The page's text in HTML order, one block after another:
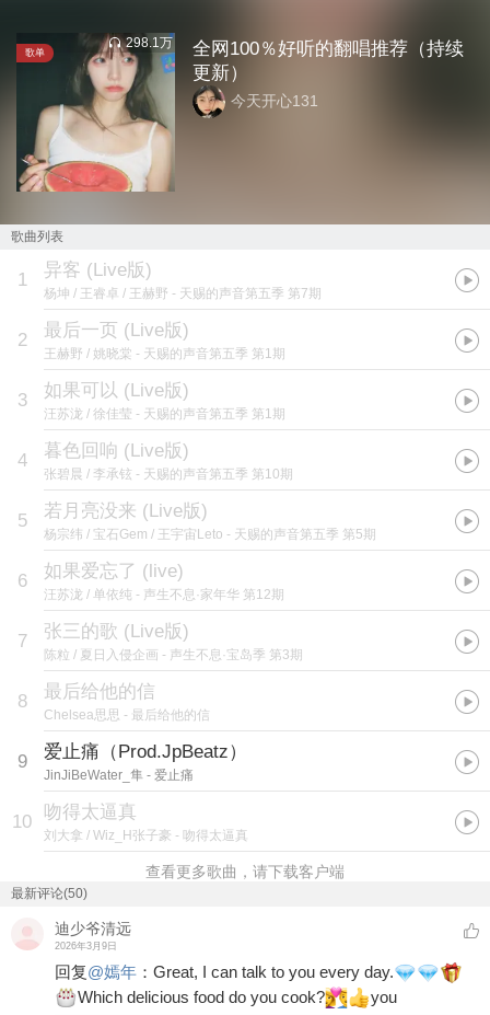
歌单
298.1万
全网100％好听的翻唱推荐（持续
更新）
今天开心131
歌曲列表
1 异客 (Live版)
杨坤 / 王睿卓 / 王赫野 - 天赐的声音第五季 第7期
2 最后一页 (Live版)
王赫野 / 姚晓棠 - 天赐的声音第五季 第1期
3 如果可以 (Live版)
汪苏泷 / 徐佳莹 - 天赐的声音第五季 第1期
4 暮色回响 (Live版)
张碧晨 / 李承铉 - 天赐的声音第五季 第10期
5 若月亮没来 (Live版)
杨宗纬 / 宝石Gem / 王宇宙Leto - 天赐的声音第五季 第5期
6 如果爱忘了 (live)
汪苏泷 / 单依纯 - 声生不息·家年华 第12期
7 张三的歌 (Live版)
陈粒 / 夏日入侵企画 - 声生不息·宝岛季 第3期
8 最后给他的信
Chelsea思思 - 最后给他的信
9 爱止痛（Prod.JpBeatz）
JinJiBeWater_隼 - 爱止痛
10 吻得太逼真
刘大拿 / Wiz_H张子豪 - 吻得太逼真
查看更多歌曲，请下载客户端
最新评论(50)
迪少爷清远
2026年3月9日
回复@嫣年 ： Great, I can talk to you every day.
Which delicious food do you cook?
you